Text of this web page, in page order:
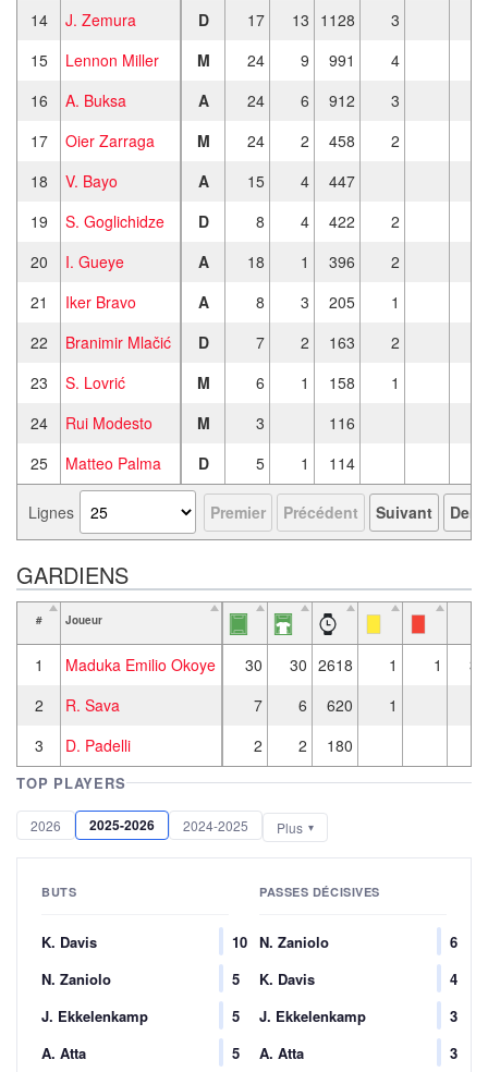
14
J. Zemura D 17 13 1128
3
15
Lennon Miller M 24 9 991
4
16
A. Buksa A 24 6 912 3
17
Oier Zarraga M 24 2 458
2
18
V. Bayo A 15 4
447
19
S. Goglichidze D 8 4 422
2
20
I. Gueye A 18 1 396 2
21
Iker Bravo A 8 3 205 1
22
Branimir Mlačić D 7 2 163
2
23
S. Lovrić M 6 1 158
1
24
Rui Modesto M 3
116
25
Matteo Palma D 5 1 114
Lignes Premier Précédent Suivant
GARDIENS
# Joueur
1 Maduka Emilio Okoye 30 30 2618 1 1
32
2
R. Sava 7 6 620 1
3
D. Padelli 2 2 180
TOP PLAYERS
2026 2025-2026 2024-2025 Plus
BUTS
K. Davis
10
N. Zaniolo
5
J. Ekkelenkamp
5
A. Atta
5
PASSES DÉCISIVES
N. Zaniolo
6
K. Davis
4
J. Ekkelenkamp
3
A. Atta
3